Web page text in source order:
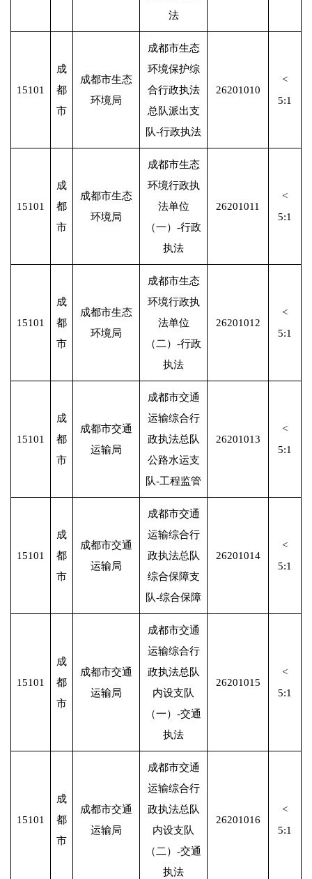
法
15101
成
都
市
成都市生态
环境局
成都市生态
环境保护综
合行政执法
总队派出支
队-行政执法
26201010
<
5:1
15101
成
都
市
成都市生态
环境局
成都市生态
环境行政执
法单位
（一）-行政
执法
26201011
<
5:1
15101
成
都
市
成都市生态
环境局
成都市生态
环境行政执
法单位
（二）-行政
执法
26201012
<
5:1
15101
成
都
市
成都市交通
运输局
成都市交通
运输综合行
政执法总队
公路水运支
队-工程监管
26201013
<
5:1
15101
成
都
市
成都市交通
运输局
成都市交通
运输综合行
政执法总队
综合保障支
队-综合保障
26201014
<
5:1
15101
成
都
市
成都市交通
运输局
成都市交通
运输综合行
政执法总队
内设支队
（一）-交通
执法
26201015
<
5:1
15101
成
都
市
成都市交通
运输局
成都市交通
运输综合行
政执法总队
内设支队
（二）-交通
执法
26201016
<
5:1